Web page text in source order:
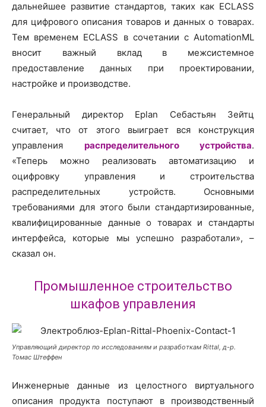
дальнейшее развитие стандартов, таких как ECLASS
для цифрового описания товаров и данных о товарах.
Тем временем ECLASS в сочетании с AutomationML
вносит важный вклад в межсистемное
предоставление данных при проектировании,
настройке и производстве.
Генеральный директор Eplan Себастьян Зейтц
считает, что от этого выиграет вся конструкция
управления распределительного устройства.
«Теперь можно реализовать автоматизацию и
оцифровку управления и строительства
распределительных устройств. Основными
требованиями для этого были стандартизированные,
квалифицированные данные о товарах и стандарты
интерфейса, которые мы успешно разработали», –
сказал он.
Промышленное строительство
шкафов управления
Управляющий директор по исследованиям и разработкам Rittal, д-р.
Томас Штеффен
Инженерные данные из целостного виртуального
описания продукта поступают в производственный